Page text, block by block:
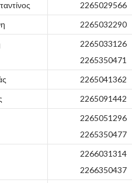
2265029566
2265032290
2265033126
2265350471
2265041362
2265091442
2265051296
2265350477
2266031314
2266350437